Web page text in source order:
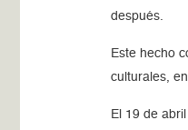
después.
Este hecho
culturales,
El 19 de